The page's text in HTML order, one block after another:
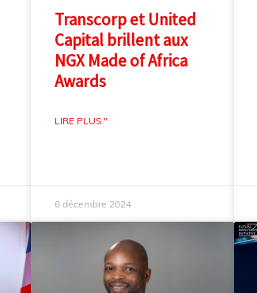
Transcorp et United
Capital brillent aux
NGX Made of Africa
Awards
LIRE PLUS "
6 décembre 2024